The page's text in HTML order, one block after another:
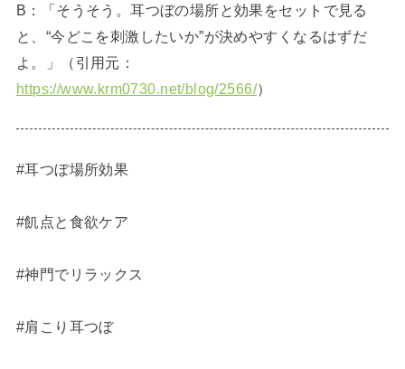
B：「そうそう。耳つぼの場所と効果をセットで見る
と、“今どこを刺激したいか”が決めやすくなるはずだ
よ。」（引用元：
https://www.krm0730.net/blog/2566/）
#耳つぼ場所効果
#飢点と食欲ケア
#神門でリラックス
#肩こり耳つぼ